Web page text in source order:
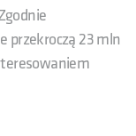
przekroczą 23 mln